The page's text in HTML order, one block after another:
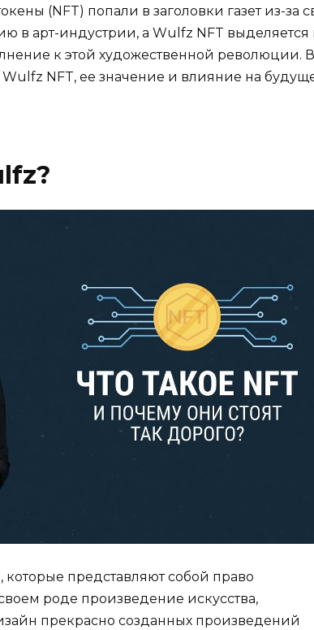
(NFT) попали в заголовки газет из-за
в арт-индустрии, а Wulfz NFT выделяется
к этой художественной революции. В
NFT, ее значение и влияние на
представляют собой право
роде произведение искусства,
прекрасно созданных произведений